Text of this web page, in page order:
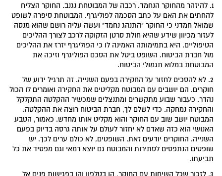
1. להיזהר מהחוקר הנחמד. רכבה של המבוטחת נגנב. החוקר הצליח
להחתים את האם על כתב הסכמה לפוליגרף. המבוטחת סיפרה לשופט
שמואל חמדני כי החוקר "התנהג נחמד" ועשה עליה רושם שהוא מנסה
לעזור מכיוון שידע שהיא חולת סרטן הזקוקה לרכב לצורך ההליכים
הטיפוליים. היא בתמימותה האמינה לו כי הפוליגרף יזרז את ההליכים
מול חברת הביטוח. השופט ביטל את הסכם הפוליגרף וזיכה את
המבוטחת במלוא תגמולי הביטוח.
2. לא להסכים לחזור על החקירה בפעם השנייה. זה תרגיל ידוע של
חוקרים. הם יושבים עם המבוטח מקליטים את החקירה ואומרים לו הכול
נהדר. כעבור שבוע מתקשרים ומתנצלים שמכשיר ההקלטה התקלקל
והחקירה נמחקה. כדי לשלם לך, חברת הביטוח רוצה את ההקלטה.
המבוטח יושב שוב עם החוקר והוא מקליט אותו מחדש. כאמור, הטבע
האנושי הוא כזה שאדם לא יחזור לעולם על אותה גרסה בדיוק בפעם
השנייה. החוקרים יודעים זאת. השופטים, לא כולם ערים לכך. יש
שופטים הנתפסים לסתירות והמבוטח גם יוצא רמאי וגם מפסיד את כל
תביעתו.
3. לזכור שכל השיחות עם החוקר, הן בטלפון והן בפגישות פנים אל